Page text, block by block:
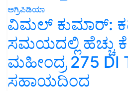
ಅಗ್ರಿಪಿಡಿಯಾ
ವಿಮಲ್ ಕುಮಾರ್:
ಸಮಯದಲ್ಲಿ ಹೆಚ್ಚು
ಮಹೀಂದ್ರ 275 DI
ಸಹಾಯದಿಂದ